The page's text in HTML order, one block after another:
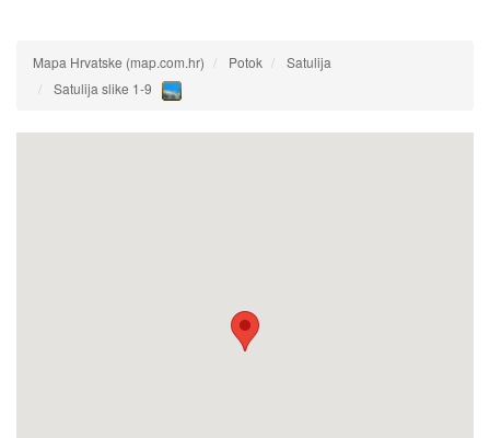
Mapa Hrvatske (map.com.hr) Potok
Satulija
Satulija slike 1-9